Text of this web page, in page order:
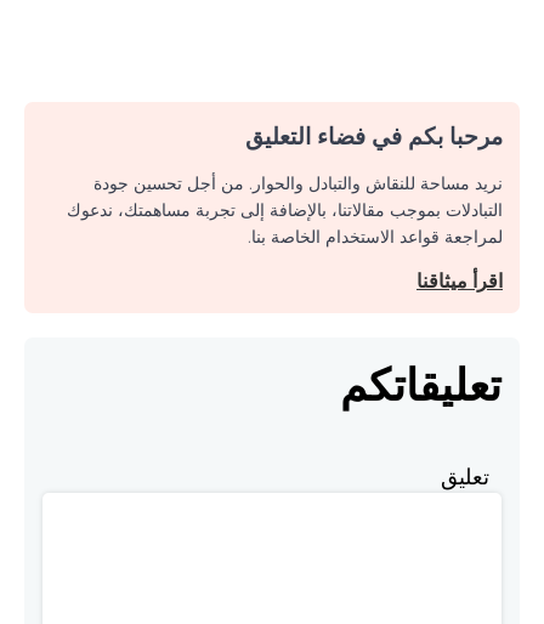
مرحبا بكم في فضاء التعليق
نريد مساحة للنقاش والتبادل والحوار. من أجل تحسين جودة
التبادلات بموجب مقالاتنا، بالإضافة إلى تجربة مساهمتك، ندعوك
لمراجعة قواعد الاستخدام الخاصة بنا.
اقرأ ميثاقنا
تعليقاتكم
تعليق